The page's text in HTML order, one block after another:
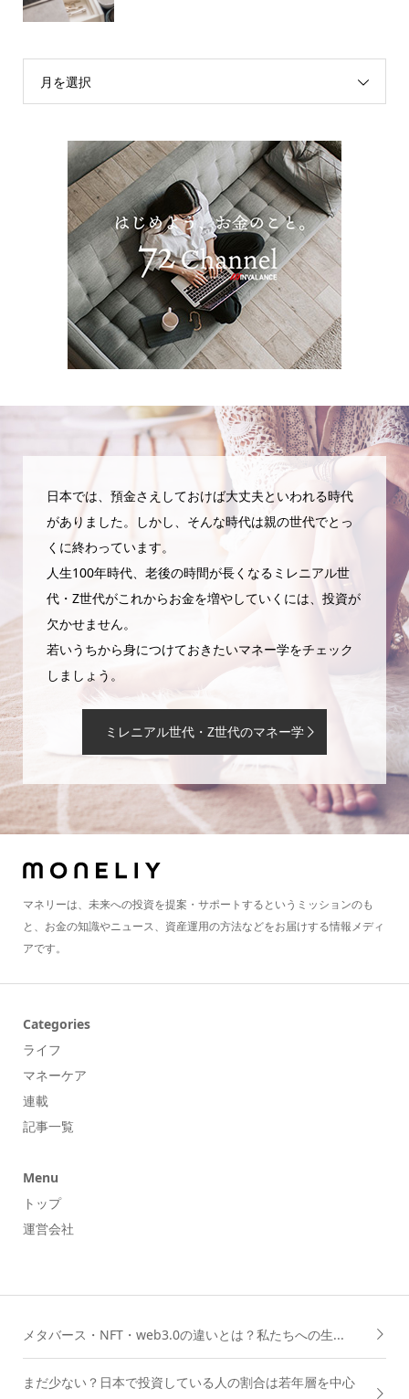
月を選択
日本では、預金さえしておけば大丈夫といわれる時代
がありました。しかし、そんな時代は親の世代でとっ
くに終わっています。
人生100年時代、老後の時間が長くなるミレニアル世
代・Z世代がこれからお金を増やしていくには、投資が
欠かせません。
若いうちから身につけておきたいマネー学をチェック
しましょう。
ミレニアル世代・Z世代のマネー学
マネリーは、未来への投資を提案・サポートするというミッションのも
と、お金の知識やニュース、資産運用の方法などをお届けする情報メディ
アです。
Categories
ライフ
マネーケア
連載
記事一覧
Menu
トップ
運営会社
メタバース・NFT・web3.0の違いとは？私たちへの生...
まだ少ない？日本で投資している人の割合は若年層を中心